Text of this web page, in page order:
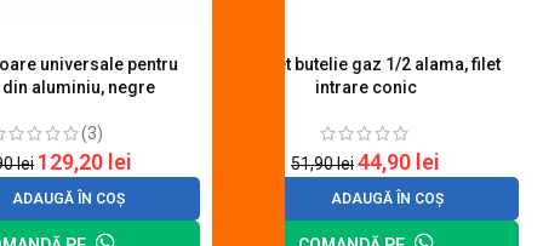
universale pentru
aluminiu, negre
(3)
lei 129,20 lei
ADAUGĂ ÎN COȘ
Robinet butelie gaz 1/2 alama, filet
intrare conic
51,90lei44,90 lei
ADAUGĂ ÎN COȘ